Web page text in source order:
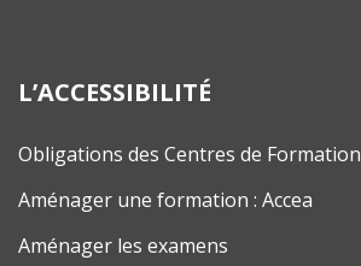
L’ACCESSIBILITÉ
Obligations des Centres de Formation
Aménager une formation : Accea
Aménager les examens